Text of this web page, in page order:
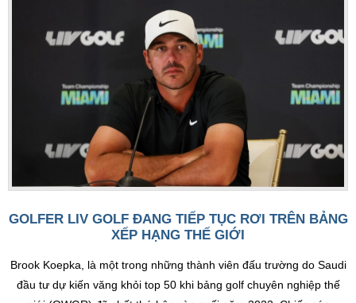
GOLFER LIV GOLF ĐANG TIẾP TỤC RƠI TRÊN BẢNG
XẾP HẠNG THẾ GIỚI
Brook Koepka, là một trong những thành viên đấu trường do Saudi
đầu tư dự kiến văng khỏi top 50 khi bảng golf chuyên nghiệp thế